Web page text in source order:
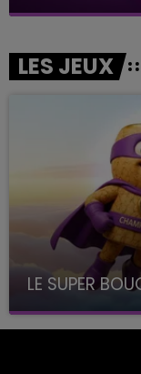
LES JEUX
LE SUPER
avec La Famille